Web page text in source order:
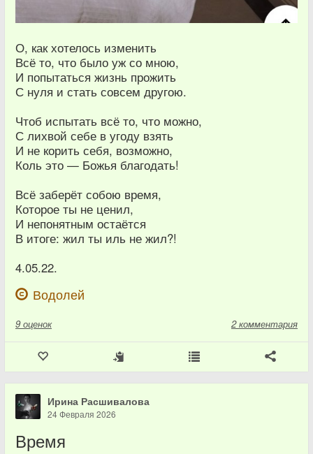
О, как хотелось изменить
Всё то, что было уж со мною,
И попытаться жизнь прожить
С нуля и стать совсем другою.
Чтоб испытать всё то, что можно,
С лихвой себе в угоду взять
И не корить себя, возможно,
Коль это — Божья благодать!
Всё заберёт собою время,
Которое ты не ценил,
И непонятным остаётся
В итоге: жил ты иль не жил?!
4.05.22.
Водолей
9 оценок 2 комментария
Ирина Расшивалова
24 Февраля 2026
Время